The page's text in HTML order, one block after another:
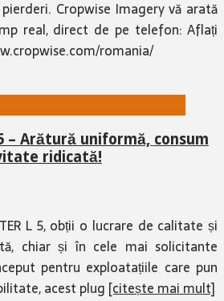
Cropwise Imagery vă arată
real, direct de pe telefon: Aflați
romania/
– Arătură uniformă, consum
ridicată!
L 5, obții o lucrare de calitate și
chiar și în cele mai solicitante
pentru exploatațiile care pun
acest plug [citește mai mult]